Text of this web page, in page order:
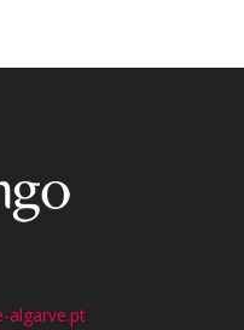
algarve.pt